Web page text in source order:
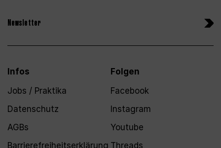
Newsletter
Infos
Jobs / Praktika
Datenschutz
AGBs
Barrierefreiheitserklärung
Folgen
Facebook
Instagram
Youtube
Threads